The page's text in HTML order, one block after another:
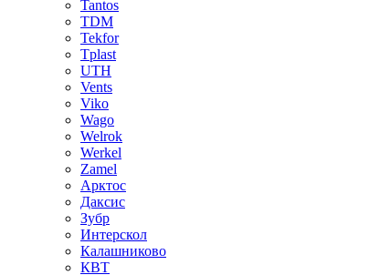
Tantos
TDM
Tekfor
Tplast
UTH
Vents
Viko
Wago
Welrok
Werkel
Zamel
Арктос
Даксис
Зубр
Интерскол
Калашниково
КВТ